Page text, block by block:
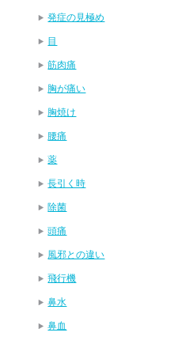
発症の見極め
目
筋肉痛
胸が痛い
胸焼け
腰痛
薬
長引く時
除菌
頭痛
風邪との違い
飛行機
鼻水
鼻血